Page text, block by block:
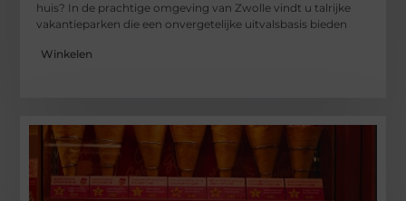
huis? In de prachtige omgeving van Zwolle vindt u talrijke
vakantieparken die een onvergetelijke uitvalsbasis bieden
Winkelen